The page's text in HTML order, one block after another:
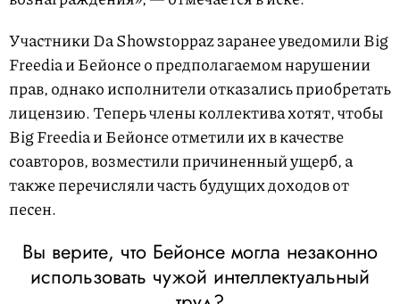
Участники Da Showstoppaz заранее уведомили Big
Freedia и Бейонсе о предполагаемом нарушении
прав, однако исполнители отказались приобретать
лицензию. Теперь члены коллектива хотят, чтобы
Big Freedia и Бейонсе отметили их в качестве
соавторов, возместили причиненный ущерб, а
также перечисляли часть будущих доходов от
песен.
Вы верите, что Бейонсе могла незаконно
использовать чужой интеллектуальный